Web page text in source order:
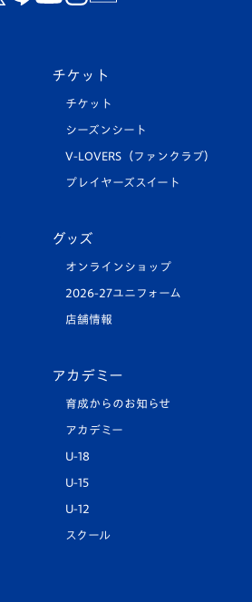
チケット
チケット
シーズンシート
V-LOVERS（ファンクラブ）
プレイヤーズスイート
グッズ
オンラインショップ
2026-27ユニフォーム
店舗情報
アカデミー
育成からのお知らせ
アカデミー
U-18
U-15
U-12
スクール